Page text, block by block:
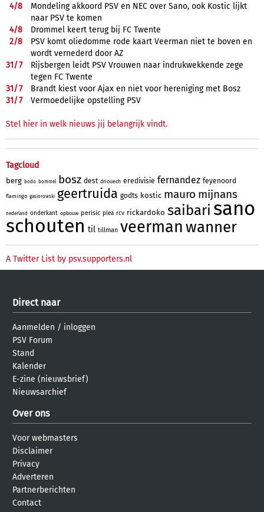
4/8
Mondeling akkoord PSV en NEC over Sano, ook Kostic lijkt
naar PSV te komen
4/8
Drommel keert terug bij FC Twente
2/8
PSV komt oliedomme rode kaart Veerman niet te boven en
wordt vernederd door AZ
31/7
Rijsbergen leidt PSV Vrouwen naar indrukwekkende zege
tegen FC Twente
31/7
Brandt kiest voor Ajax en niet voor hereniging met Bosz
31/7 Vermoedelijke opstelling PSV
Stel hier in welk nieuws jij belangrijk vindt.
Tagcloud
berg bodo bommel bosz dest driouech eredivisie fernandez feyenoord
flamingo gasiorowski geertruida godts kostic mauro mijnans
nederland onderkant opbouw perisic plea rcv rickardoko saibari sano
schouten til tillman veermanwanner
A Twitter List by psv.supporters.nl
Direct naar
Aanmelden / inloggen
PSV Forum
Stand
Kalender
E-zine (nieuwsbrief)
Nieuwsarchief
Over ons
Voor webmasters
Disclaimer
Privacy
Adverteren
Partnerberichten
Contact